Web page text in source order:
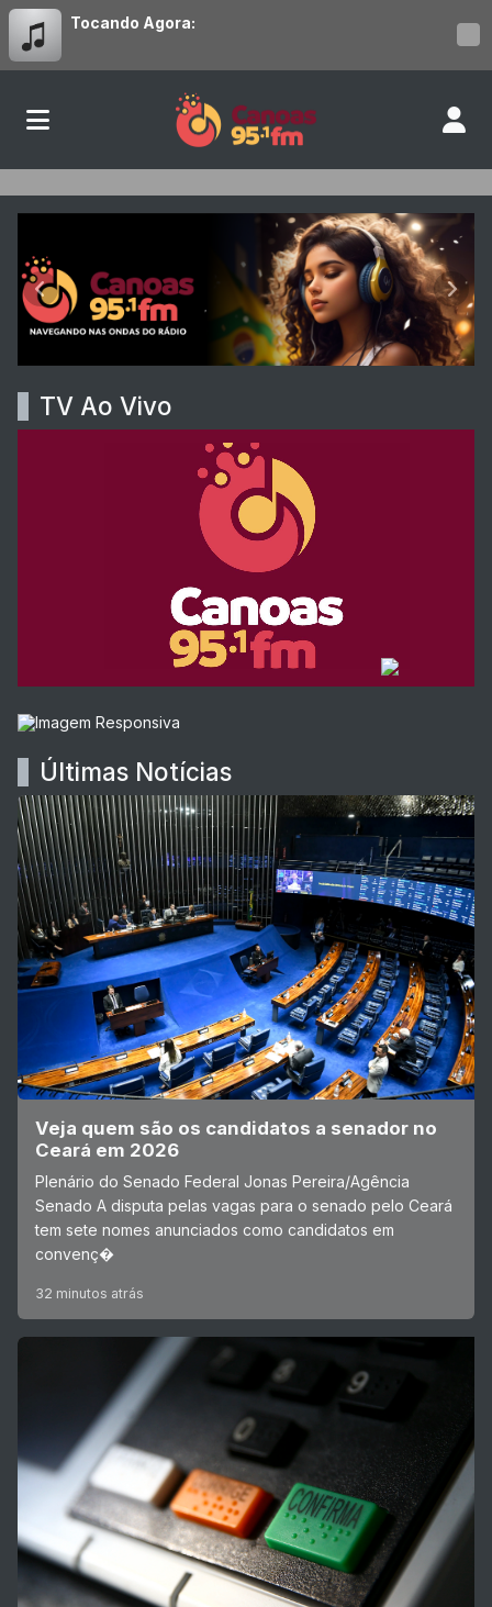
Tocando Agora:
Anterior
TV Ao Vivo
Últimas Notícias
Veja quem são os candidatos a senador no
Ceará em 2026
Plenário do Senado Federal Jonas Pereira/Agência
Senado A disputa pelas vagas para o senado pelo Ceará
tem sete nomes anunciados como candidatos em
convenç�
32 minutos atrás